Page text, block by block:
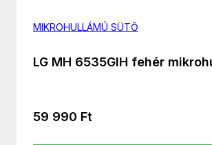
MIKROHULLÁMÚ SÜTŐ
LG MH 6535GIH fehér
59 990 Ft